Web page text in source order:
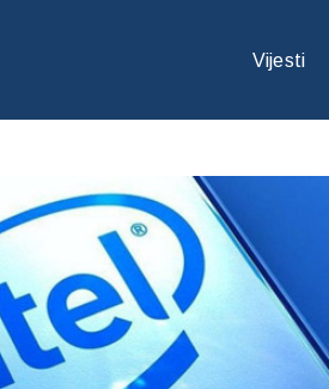
Vijesti